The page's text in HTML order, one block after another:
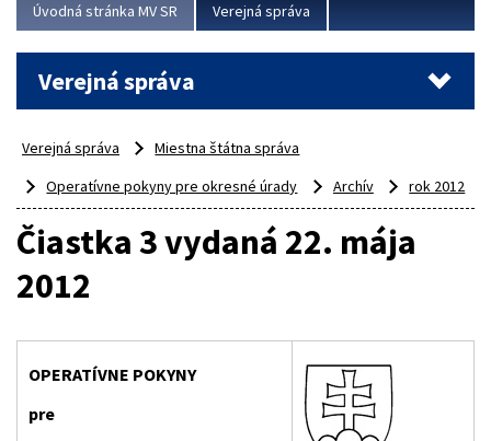
Úvodná stránka MV SR Verejná správa
Verejná správa
Verejná správa
Miestna štátna správa
Operatívne pokyny pre okresné úrady
Archív rok 2012
Čiastka 3 vydaná 22. mája
2012
OPERATÍVNE POKYNY
pre